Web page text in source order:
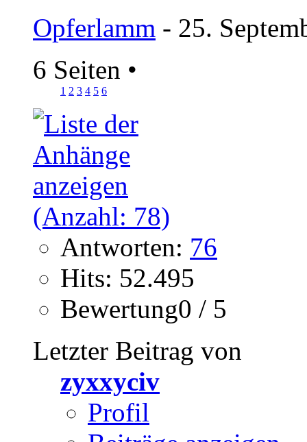
Opferlamm - 25.
6 Seiten •
1 2 3 4 5 6
Antworten: 76
Hits: 52.495
Bewertung0 / 5
Letzter Beitrag von
zyxxyciv
Profil